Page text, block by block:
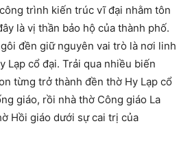
trình kiến trúc vĩ đại nhằm tôn
là vị thần bảo hộ của thành phố.
đền giữ nguyên vai trò là nơi linh
Lạp cổ đại. Trải qua nhiều biến
từng trở thành đền thờ Hy Lạp cổ
giáo, rồi nhà thờ Công giáo La
Hồi giáo dưới sự cai trị của